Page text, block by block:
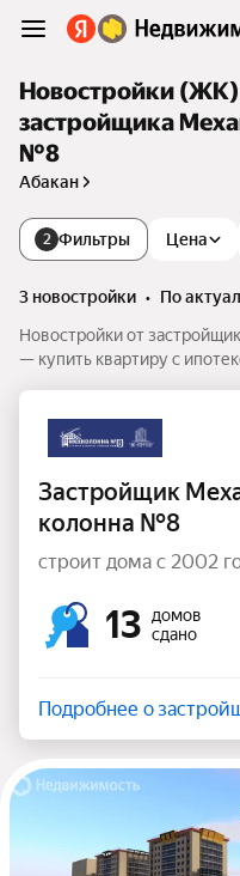
Новостройки (ЖК)
застройщика
№8
Абакан
2 Фильтры Цена
3 новостройки •
по
Новостройки от
— купить квартиру с
Застройщик
колонна №8
строит дома с 2002
13
домов
сдано
Подробнее о